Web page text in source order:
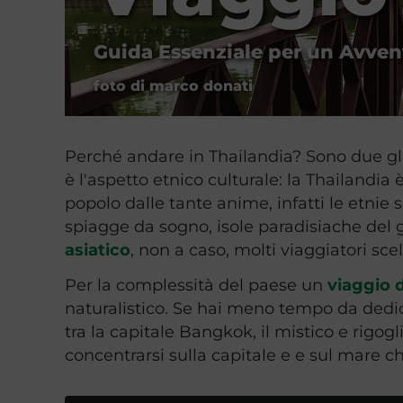
Guida Essenziale per un
foto di marco donati
Perché andare in Thailandia? Sono due
è l'aspetto etnico culturale: la
popolo dalle tante anime, infatti le etnie
spiagge da sogno, isole paradisiache
asiatico, non a caso, molti viaggiatori
Per la complessità del paese un viaggio
naturalistico. Se hai meno tempo da
tra la capitale Bangkok, il mistico e
concentrarsi sulla capitale e e sul mare